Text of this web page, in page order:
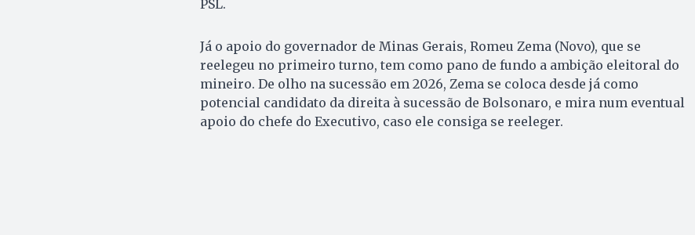
PSL.
Já o apoio do governador de Minas Gerais, Romeu Zema (Novo), que se
reelegeu no primeiro turno, tem como pano de fundo a ambição eleitoral do
mineiro. De olho na sucessão em 2026, Zema se coloca desde já como
potencial candidato da direita à sucessão de Bolsonaro, e mira num eventual
apoio do chefe do Executivo, caso ele consiga se reeleger.